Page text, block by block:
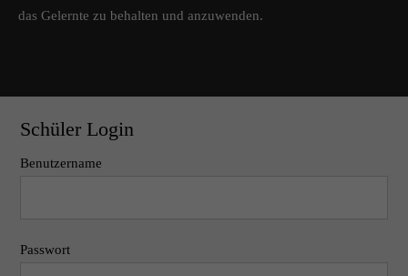
das Gelernte zu behalten und anzuwenden.
Schüler Login
Benutzername
Passwort